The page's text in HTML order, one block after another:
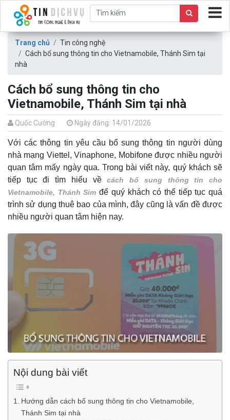
Trang chủ
Tin công nghệ
Cách bổ sung thông tin cho Vietnamobile, Thánh Sim tại
nhà
Cách bổ sung thông tin cho
Vietnamobile, Thánh Sim tại nhà
Quốc Cường Ngày đăng: 14/01/2026
Với các thông tin yêu cầu bổ sung thông tin người dùng
nhà mạng Viettel, Vinaphone, Mobifone được nhiều người
quan tâm mấy ngày qua. Trong bài viết này, quý khách sẽ
tiếp tục đi tìm hiểu vềcách bổ sung thông tin cho
Vietnamobile, Thánh Sim để quý khách có thể tiếp tục quá
trình sử dụng thuê bao của mình, đây cũng là vấn đề được
nhiều người quan tâm hiện nay.
Nội dung bài viết
Hướng dẫn cách bổ sung thông tin cho Vietnamobile,
Thánh Sim tại nhà